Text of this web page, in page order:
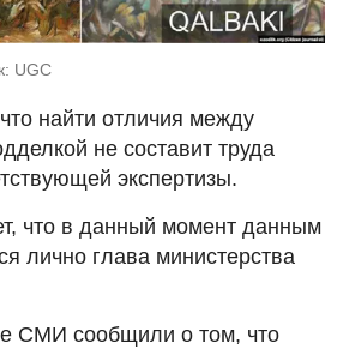
UGC
найти отличия между
не составит труда
экспертизы.
что в данный момент данным
лично глава министерства
СМИ сообщили о том, что